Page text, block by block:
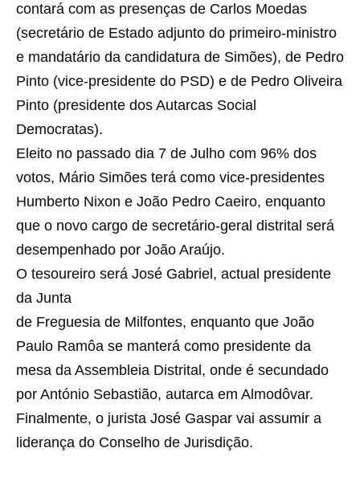
contará com as presenças de Carlos Moedas
(secretário de Estado adjunto do primeiro-ministro
e mandatário da candidatura de Simões), de Pedro
Pinto (vice-presidente do PSD) e de Pedro Oliveira
Pinto (presidente dos Autarcas Social
Democratas).
Eleito no passado dia 7 de Julho com 96% dos
votos, Mário Simões terá como vice-presidentes
Humberto Nixon e João Pedro Caeiro, enquanto
que o novo cargo de secretário-geral distrital será
desempenhado por João Araújo.
O tesoureiro será José Gabriel, actual presidente
da Junta
de Freguesia de Milfontes, enquanto que João
Paulo Ramôa se manterá como presidente da
mesa da Assembleia Distrital, onde é secundado
por António Sebastião, autarca em Almodôvar.
Finalmente, o jurista José Gaspar vai assumir a
liderança do Conselho de Jurisdição.